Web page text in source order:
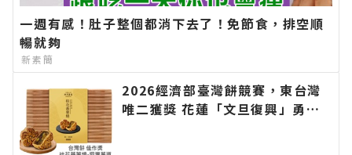
一週有感！肚子整個都消下去了！免節食，排空順
暢就夠
新素簡
2026經濟部臺灣餅競賽，東台灣
唯二獲獎 花蓮「文旦復興」勇奪